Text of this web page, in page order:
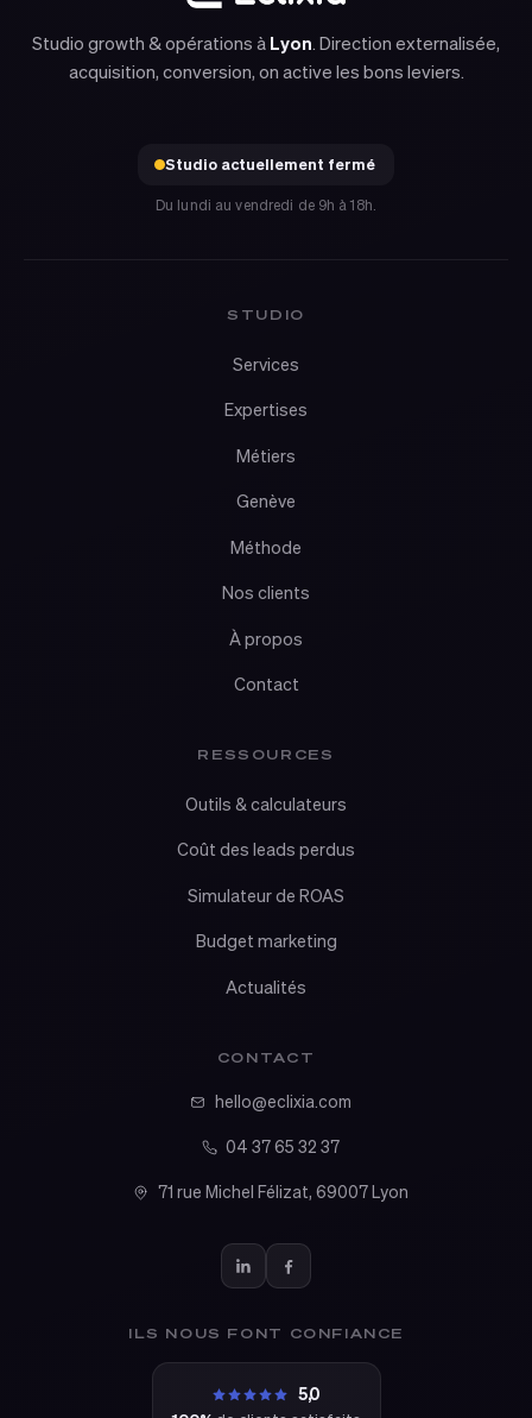
Studio growth & opérations à Lyon. Direction externalisée,
acquisition, conversion, on active les bons leviers.
Studio actuellement fermé
Du lundi au vendredi de 9h à 18h.
STUDIO
Services
Expertises
Métiers
Genève
Méthode
Nos clients
À propos
Contact
RESSOURCES
Outils & calculateurs
Coût des leads perdus
Simulateur de ROAS
Budget marketing
Actualités
CONTACT
hello@eclixia.com
04 37 65 32 37
71 rue Michel Félizat, 69007 Lyon
ILS NOUS FONT CONFIANCE
5,0